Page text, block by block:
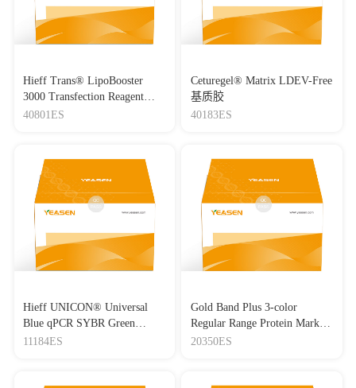
Hieff Trans® LipoBooster
3000 Transfection Reagent
Lipo3000转染试剂
40801ES
Ceturegel® Matrix LDEV-Free
基质胶
40183ES
Hieff UNICON® Universal
Blue qPCR SYBR Green
Master Mix
11184ES
Gold Band Plus 3-color
Regular Range Protein Marker
(8-180 kDa) 三色预染蛋白质
20350ES